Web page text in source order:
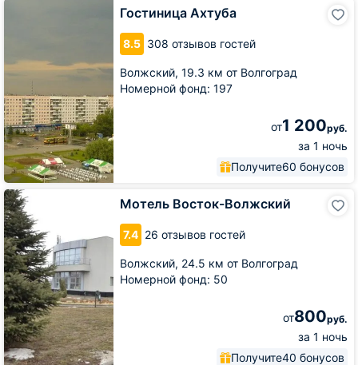
Гостиница Ахтуба
8.5 308 отзывов гостей
Волжский, 19.3 км от Волгоград
Номерной фонд: 197
от1 200руб.
за 1 ночь
Получите60 бонусов
Гостиница
Мотель Восток-Волжский
7.4 26 отзывов гостей
Волжский, 24.5 км от Волгоград
Номерной фонд: 50
от800руб.
за 1 ночь
Получите40 бонусов
Мотель
Восток-
Волжский